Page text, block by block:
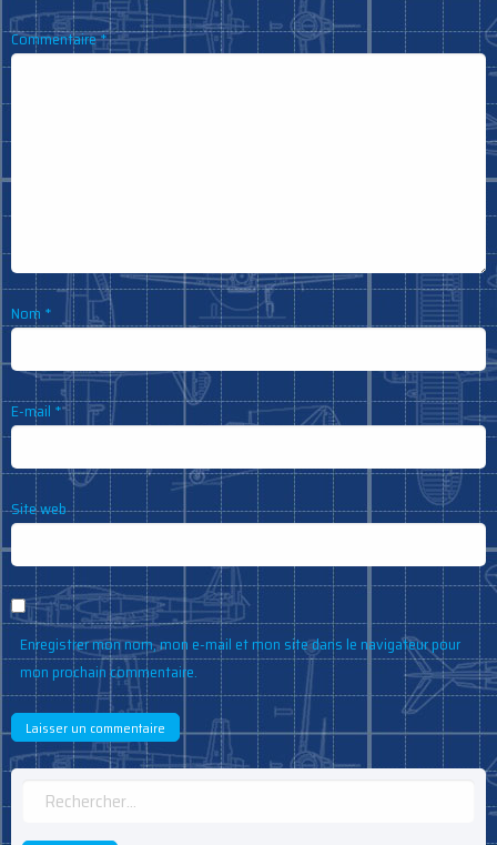
Commentaire*
Nom *
E-mail *
Site web
Enregistrer mon nom, mon e-mail et mon site dans le navigateur pour
mon prochain commentaire.
Rechercher :